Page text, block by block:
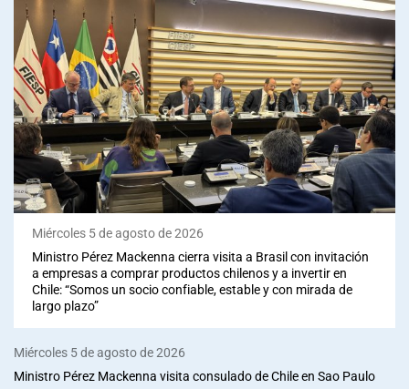
Miércoles 5 de agosto de 2026
Ministro Pérez Mackenna cierra visita a Brasil con invitación
a empresas a comprar productos chilenos y a invertir en
Chile: “Somos un socio confiable, estable y con mirada de
largo plazo”
Miércoles 5 de agosto de 2026
Ministro Pérez Mackenna visita consulado de Chile en Sao Paulo